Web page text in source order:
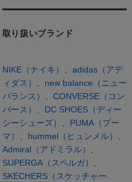
取り扱いブランド
NIKE（ナイキ）
adidas（アデ
ィダス）
new balance（ニュー
バランス）
CONVERSE（コン
バース）、 DC SHOES（ディー
シーシューズ）、 PUMA（プー
マ）、 hummel（ヒュンメル）、
Admiral（アドミラル）
SUPERGA（スペルガ）
SKECHERS（スケッチャー